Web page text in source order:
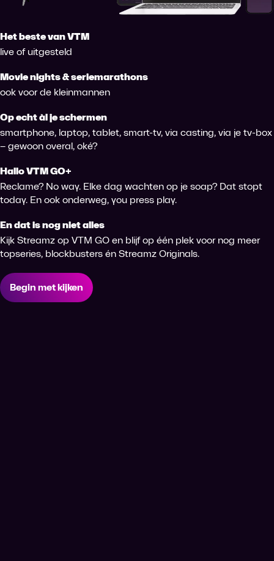
Het beste van VTM
live of uitgesteld
Movie nights & seriemarathons
ook voor de kleinmannen
Op echt àl je schermen
smartphone, laptop, tablet, smart-tv, via casting, via je tv-box
– gewoon overal, oké?
Hallo VTM GO+
Reclame? No way. Elke dag wachten op je soap? Dat stopt
today. En ook onderweg, you press play.
En dat is nog niet alles
Kijk Streamz op VTM GO en blijf op één plek voor nog meer
topseries, blockbusters én Streamz Originals.
Begin met kijken